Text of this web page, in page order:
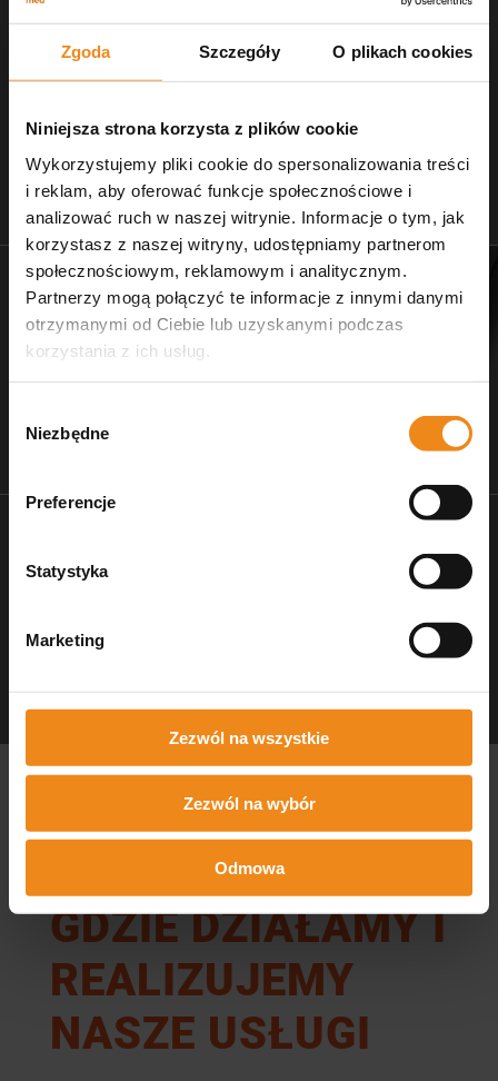
Zgoda Szczegóły O plikach cookies
Niniejsza strona korzysta z plików cookie
Wykorzystujemy pliki cookie do spersonalizowania treści
i reklam, aby oferować funkcje społecznościowe i
analizować ruch w naszej witrynie. Informacje o tym, jak
korzystasz z naszej witryny, udostępniamy partnerom
społecznościowym, reklamowym i analitycznym.
Partnerzy mogą połączyć te informacje z innymi danymi
otrzymanymi od Ciebie lub uzyskanymi podczas
korzystania z ich usług.
zgody
Niezbędne
Preferencje
Statystyka
Marketing
Zezwól na wszystkie
Zezwól na wybór
Odmowa
Stetoskopy
zobacz naszą ofertę
Nożczyki do strzyżenia
dla salonów pielęgnacji
czystość w gabinecie
GDZIE DZIAŁAMY I
REALIZUJEMY
NASZE USŁUGI